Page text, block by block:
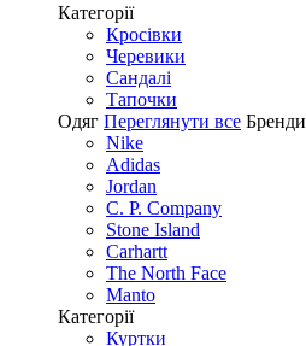
Категорії
Кросівки
Черевики
Сандалі
Tапочки
Одяг Переглянути все Бренди
Nike
Adidas
Jordan
C. P. Company
Stone Island
Carhartt
The North Face
Manto
Категорії
Куртки